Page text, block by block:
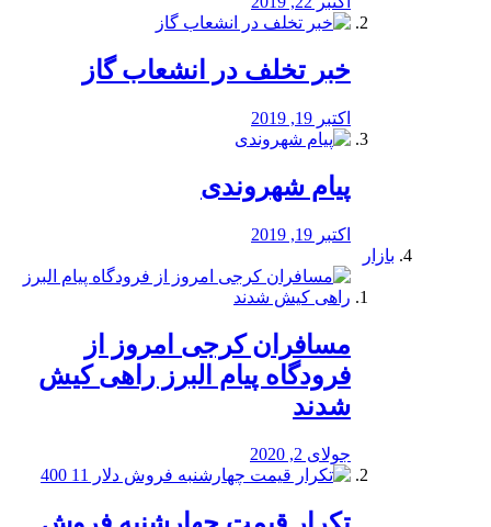
خبر تخلف در انشعاب گاز
اکتبر 19, 2019
پیام شهروندی
اکتبر 19, 2019
بازار
مسافران کرجی امروز از
فرودگاه پیام البرز راهی کیش
شدند
جولای 2, 2020